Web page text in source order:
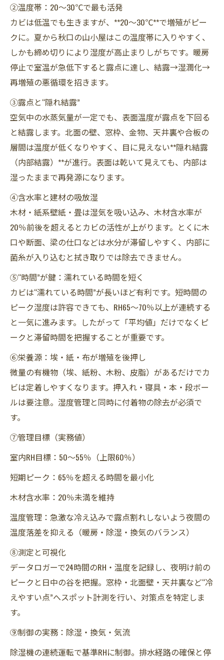
②温度帯：20〜30℃で最も活発
カビは低温でも生きますが、**20〜30℃**で増殖がピー
クに。夏から秋口の山小屋はこの温度帯に入りやすく、
しかも締め切りにより湿度が高止まりしがちです。暖房
停止で室温が急低下すると露点に達し、結露→湿潤化→
再増殖の悪循環を招きます。
③露点と“隠れ結露”
空気中の水蒸気量が一定でも、表面温度が露点を下回る
と結露します。北面の壁、窓枠、金物、天井裏や合板の
層間は温度が低くなりやすく、目に見えない**隠れ結露
（内部結露）**が進行。表面は乾いて見えても、内部は
湿ったままで再発源になります。
④含水率と建材の吸放湿
木材・紙系壁紙・畳は湿気を吸い込み、木材含水率が
20％前後を超えるとカビの活性が上がります。とくに木
口や断面、梁の仕口などは水分が滞留しやすく、内部に
菌糸が入り込むと拭き取りでは除去できません。
⑤“時間”が鍵：濡れている時間を短く
カビは“濡れている時間”が長いほど有利です。短時間の
ピーク湿度は許容できても、RH65〜70％以上が連続する
と一気に進みます。したがって「平均値」だけでなくピ
ークと滞留時間を把握することが重要です。
⑥栄養源：埃・紙・布が増殖を後押し
微量の有機物（埃、紙粉、木粉、皮脂）があるだけでカ
ビは定着しやすくなります。押入れ・寝具・本・段ボー
ルは要注意。湿度管理と同時に付着物の除去が必須で
す。
⑦管理目標（実務値）
室内RH目標：50〜55％（上限60％）
短期ピーク：65％を超える時間を最小化
木材含水率：20％未満を維持
温度管理：急激な冷え込みで露点割れしないよう夜間の
温度落差を抑える（暖房・除湿・換気のバランス）
⑧測定と可視化
データロガーで24時間のRH・温度を記録し、夜明け前の
ピークと日中の谷を把握。窓枠・北面壁・天井裏など“冷
えやすい点”へスポット計測を行い、対策点を特定しま
す。
⑨制御の実務：除湿・換気・気流
除湿機の連続運転で基準RHに制御。排水経路の確保と停